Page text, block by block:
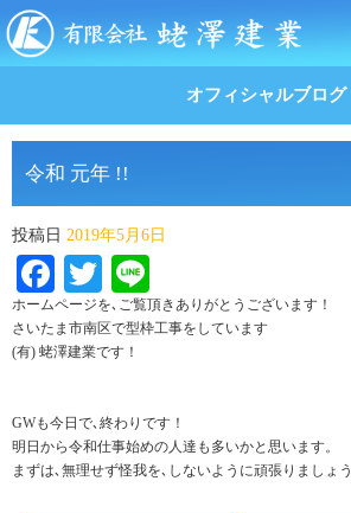
オフィシャルブログ
令和 元年 !!
投稿日 2019年5月6日
Facebook
Twitter
ホームページを､ご覧頂きありがとうございます！
さいたま市南区で型枠工事をしています
(有) 蛯澤建業です！
GWも今日で､終わりです！
明日から令和仕事始めの人達も多いかと思います。
まずは､無理せず怪我を､しないように頑張りましょう